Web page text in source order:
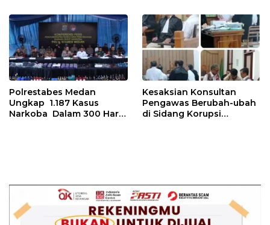
Pelayanan Primer
Polrestabes Medan
Ungkap 1.187 Kasus
Narkoba Dalam 300 Hari
Kesaksian Konsultan
Pengawas Berubah-ubah
di Sidang Korupsi